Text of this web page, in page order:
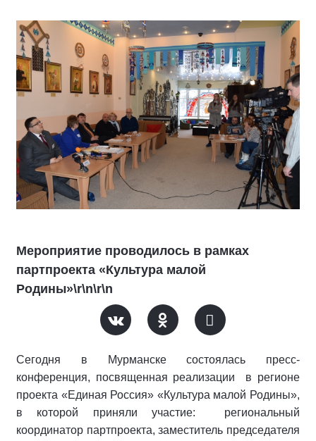
Мероприятие проводилось в рамках
партпроекта «Культура малой
Родины»\r\n\r\n
Сегодня в Мурманске состоялась пресс-
конференция, посвященная реализации в регионе
проекта «Единая Россия» «Культура малой Родины»,
в которой приняли участие: региональный
координатор партпроекта, заместитель председателя